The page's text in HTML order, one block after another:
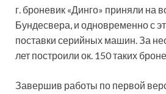
г. броневик «Динго» приняли на
Бундесвера, и одновременно с
поставки серийных машин. За
лет построили ок. 150 таких
Завершив работы по первой